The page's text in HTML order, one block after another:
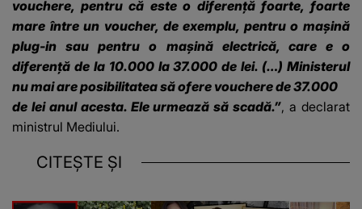
vouchere, pentru că este o diferență foarte, foarte
mare între un voucher, de exemplu, pentru o mașină
plug-in sau pentru o mașină electrică, care e o
diferență de la 10.000 la 37.000 de lei. (…) Ministerul
nu mai are posibilitatea să ofere vouchere de 37.000
de lei anul acesta. Ele urmează să scadă.”, a declarat
ministrul Mediului.
CITEȘTE ȘI